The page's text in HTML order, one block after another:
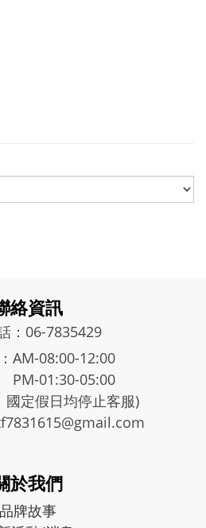
絡資訊
：06-7835429
AM-08:00-12:00
05:00
國定假日均停止客服)
於我們
品牌故事